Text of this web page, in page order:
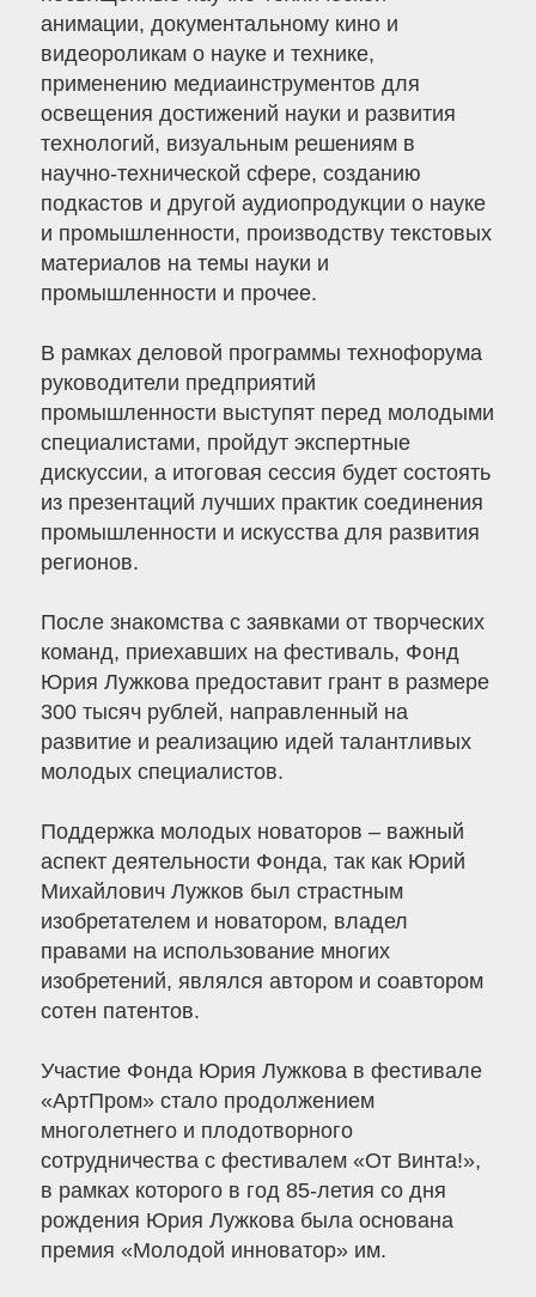
анимации, документальному кино и
видеороликам о науке и технике,
применению медиаинструментов для
освещения достижений науки и развития
технологий, визуальным решениям в
научно-технической сфере, созданию
подкастов и другой аудиопродукции о науке
и промышленности, производству текстовых
материалов на темы науки и
промышленности и прочее.
В рамках деловой программы технофорума
руководители предприятий
промышленности выступят перед молодыми
специалистами, пройдут экспертные
дискуссии, а итоговая сессия будет состоять
из презентаций лучших практик соединения
промышленности и искусства для развития
регионов.
После знакомства с заявками от творческих
команд, приехавших на фестиваль, Фонд
Юрия Лужкова предоставит грант в размере
300 тысяч рублей, направленный на
развитие и реализацию идей талантливых
молодых специалистов.
Поддержка молодых новаторов – важный
аспект деятельности Фонда, так как Юрий
Михайлович Лужков был страстным
изобретателем и новатором, владел
правами на использование многих
изобретений, являлся автором и соавтором
сотен патентов.
Участие Фонда Юрия Лужкова в фестивале
«АртПром» стало продолжением
многолетнего и плодотворного
сотрудничества с фестивалем «От Винта!»,
в рамках которого в год 85-летия со дня
рождения Юрия Лужкова была основана
премия «Молодой инноватор» им.